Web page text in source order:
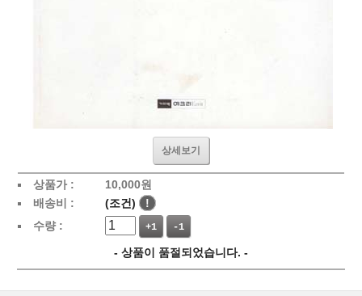
상세보기
상품가 : 10,000원
배송비 :
(조건)
!
수량 :
+1 -1
- 상품이 품절되었습니다. -